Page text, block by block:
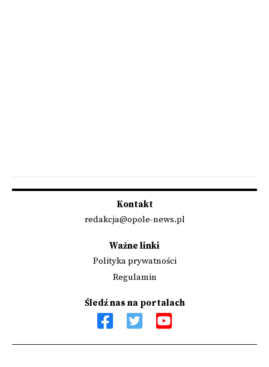
Kontakt
redakcja@opole-news.pl
Ważne linki
Polityka prywatności
Regulamin
Śledź nas na portalach